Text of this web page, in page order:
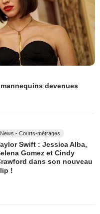
devenues
News - Courts-métrages
Swift : Jessica Alba,
Gomez et Cindy
dans son nouveau
!